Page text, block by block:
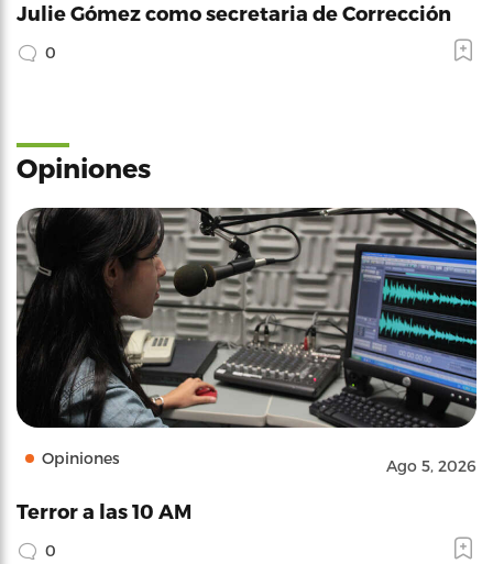
Julie Gómez como secretaria de Corrección
0
Opiniones
Opiniones Ago 5, 2026
Terror a las 10 AM
0